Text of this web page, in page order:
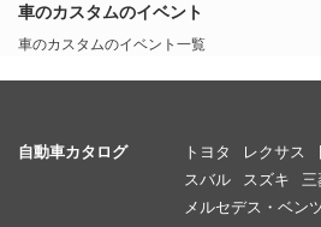
車のカスタムのイベント
車のカスタムのイベント一覧
自動車カタログ トヨタ レクサス
スバル
スズキ 三
メルセデス・ベン